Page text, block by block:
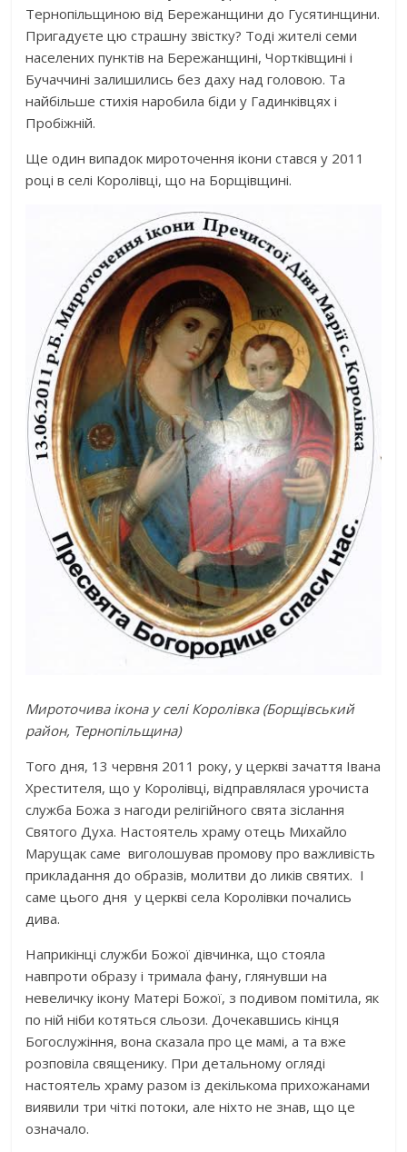
Тернопільщиною від Бережанщини до Гусятинщини.
Пригадуєте цю страшну звістку? Тоді жителі семи
населених пунктів на Бережанщині, Чортківщині і
Бучаччині залишились без даху над головою. Та
найбільше стихія наробила біди у Гадинківцях і
Пробіжній.
Ще один випадок мироточення ікони стався у 2011
році в селі Королівці, що на Борщівщині.
Мироточива ікона у селі Королівка (Борщівський
район, Тернопільщина)
Того дня, 13 червня 2011 року, у церкві зачаття Івана
Хрестителя, що у Королівці, відправлялася урочиста
служба Божа з нагоди релігійного свята зіслання
Святого Духа. Настоятель храму отець Михайло
Марущак саме виголошував промову про важливість
прикладання до образів, молитви до ликів святих. І
саме цього дня у церкві села Королівки почались
дива.
Наприкінці служби Божої дівчинка, що стояла
навпроти образу і тримала фану, глянувши на
невеличку ікону Матері Божої, з подивом помітила, як
по ній ніби котяться сльози. Дочекавшись кінця
Богослужіння, вона сказала про це мамі, а та вже
розповіла священику. При детальному огляді
настоятель храму разом із декількома прихожанами
виявили три чіткі потоки, але ніхто не знав, що це
означало.